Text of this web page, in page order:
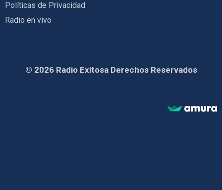
Políticas de Privacidad
Radio en vivo
© 2026 Radio Exitosa Derechos Reservados